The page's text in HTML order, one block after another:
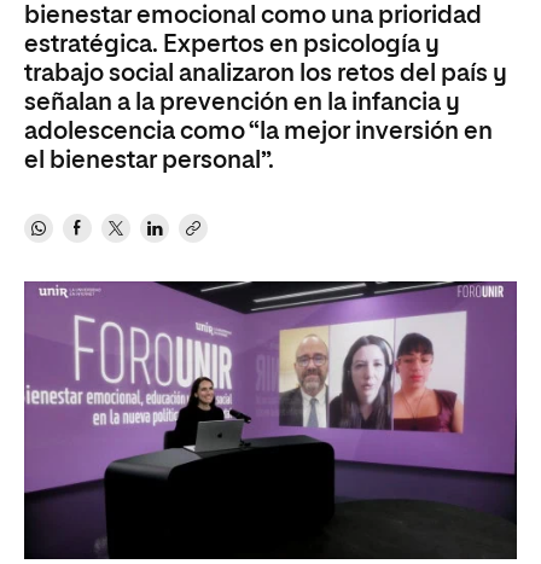
bienestar emocional como una prioridad
estratégica. Expertos en psicología y
trabajo social analizaron los retos del país y
señalan a la prevención en la infancia y
adolescencia como “la mejor inversión en
el bienestar personal”.